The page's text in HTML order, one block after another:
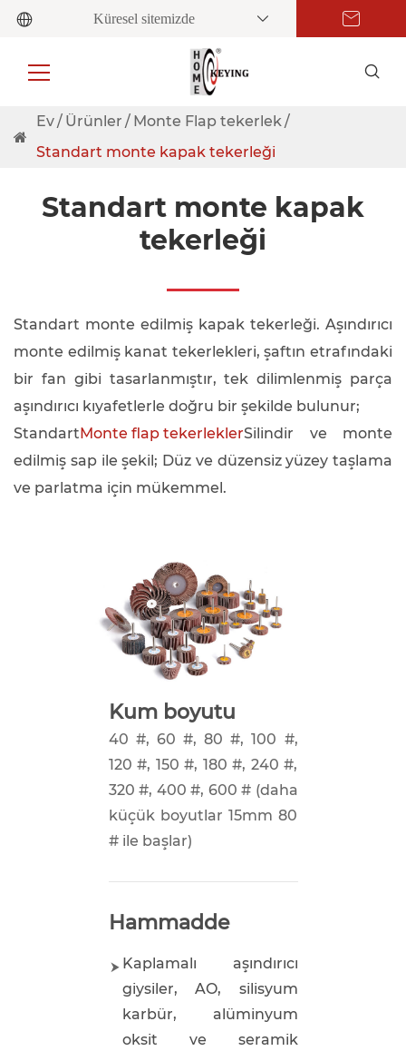
Küresel sitemizde
Ev Ürünler
Monte Flap tekerlek
Standart monte kapak tekerleği
Standart monte kapak
tekerleği
Standart monte edilmiş kapak tekerleği. Aşındırıcı
monte edilmiş kanat tekerlekleri, şaftın etrafındaki
bir fan gibi tasarlanmıştır, tek dilimlenmiş parça
aşındırıcı kıyafetlerle doğru bir şekilde bulunur;
StandartMonte flap tekerleklerSilindir ve monte
edilmiş sap ile şekil; Düz ve düzensiz yüzey taşlama
ve parlatma için mükemmel.
Kum boyutu
40 #, 60 #, 80 #, 100 #,
120 #, 150 #, 180 #, 240 #,
320 #, 400 #, 600 # (daha
küçük boyutlar 15mm 80
# ile başlar)
Hammadde
Kaplamalı aşındırıcı
giysiler, AO, silisyum
karbür, alüminyum
oksit ve seramik